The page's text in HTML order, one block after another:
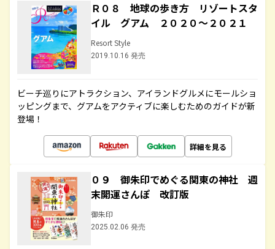
Ｒ０８ 地球の歩き方 リゾートスタ
イル グアム ２０２０～２０２１
Resort Style
2019.10.16 発売
ビーチ巡りにアトラクション、アイランドグルメにモールショ
ッピングまで、グアムをアクティブに楽しむためのガイドが新
登場！
詳細を見る
０９ 御朱印でめぐる関東の神社 週
末開運さんぽ 改訂版
御朱印
2025.02.06 発売